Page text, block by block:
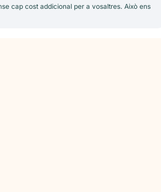
cap cost addicional per a vosaltres. Això ens